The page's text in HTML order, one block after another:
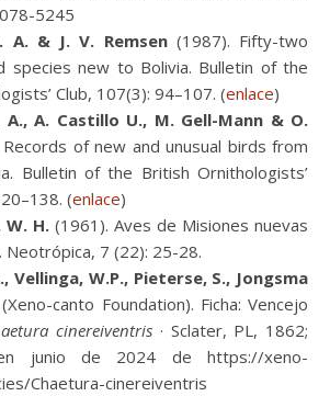
5245
A. & J. V. Remsen(1987). Fifty-two
species new to Bolivia. Bulletin of the
Club, 107(3): 94–107. (enlace)
A., A. Castillo U., M. Gell-Mann & O.
of new and unusual birds from
Bulletin of the British Ornithologists’
(enlace)
H. (1961). Aves de Misiones nuevas
Neotrópica, 7 (22): 25-28.
Vellinga, W.P., Pieterse, S., Jongsma
(Xeno-canto Foundation). Ficha: Vencejo
cinereiventris · Sclater, PL, 1862;
en junio de 2024 de https://xeno-
Chaetura-cinereiventris